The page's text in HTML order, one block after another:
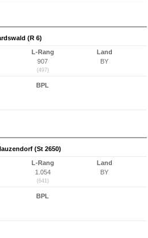
(R 6)
L-Rang
907
(497)
Land
BY
BPL
(St 2650)
L-Rang
1.054
(641)
Land
BY
BPL